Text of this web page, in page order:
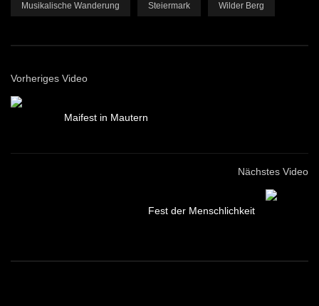
Musikalische Wanderung Steiermark Wilder Berg
Vorheriges Video
Maifest in Mautern
Nächstes Video
Fest der Menschlichkeit